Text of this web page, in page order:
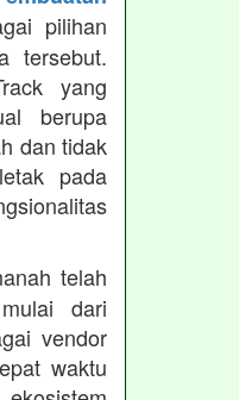
pilihan
tersebut.
yang
berupa
dan tidak
pada
telah
dari
vendor
waktu